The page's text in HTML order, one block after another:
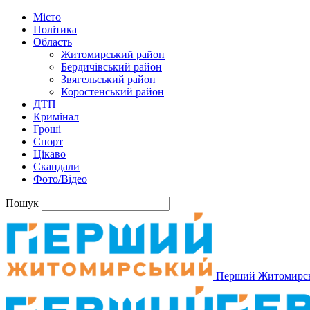
Місто
Політика
Область
Житомирський район
Бердичівський район
Звягельський район
Коростенський район
ДТП
Кримінал
Гроші
Спорт
Цікаво
Скандали
Фото/Відео
Пошук
Перший